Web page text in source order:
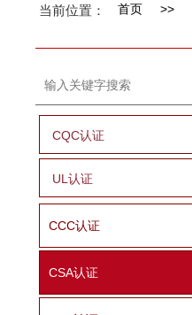
当前位置： 首页 >>
CQC认证
UL认证
CCC认证
CSA认证